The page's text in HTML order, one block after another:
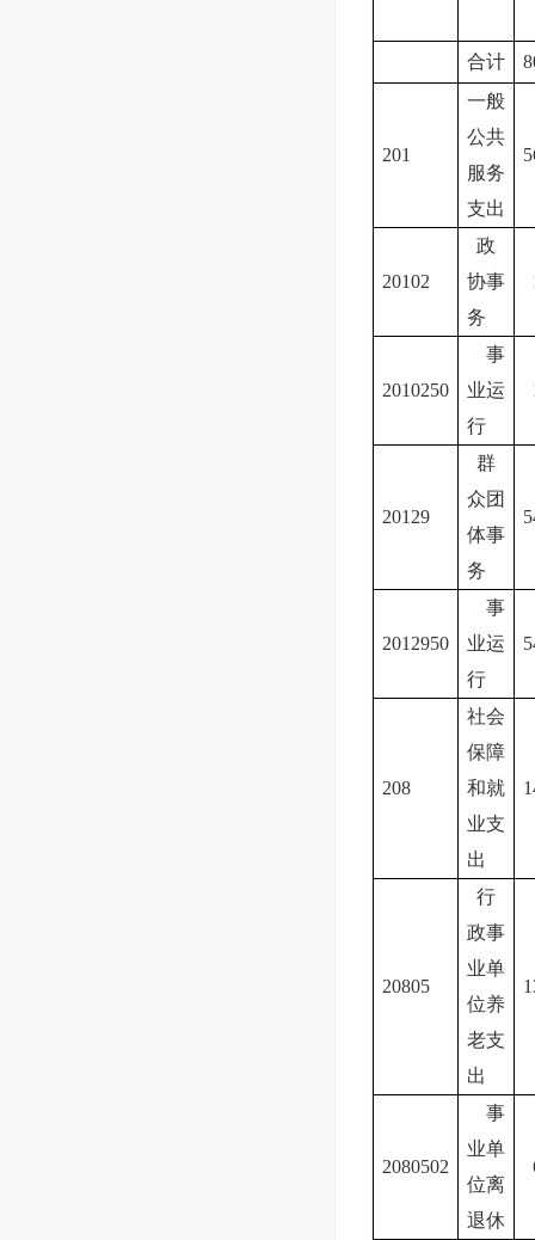
合计
201
一般
公共
服务
支出
20102
政
协事
务
2010250
事
业运
行
20129
群
众团
体事
务
2012950
事
业运
行
208
社会
保障
和就
业支
出
20805
行
政事
业单
位养
老支
出
2080502
事
业单
位离
退休